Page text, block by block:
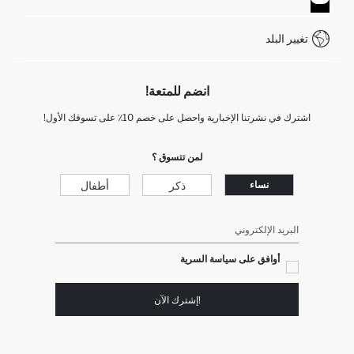
تغيير البلد
انضم للمتعة!
اشترك في نشرتنا الإخبارية واحصل على خصم 10٪ على تسوقك الأول!
لمن تتسوق ؟
نساء ذكر أطفال
البريد الإلكتروني
أوافق على سياسة السرية
!إشترك الآن